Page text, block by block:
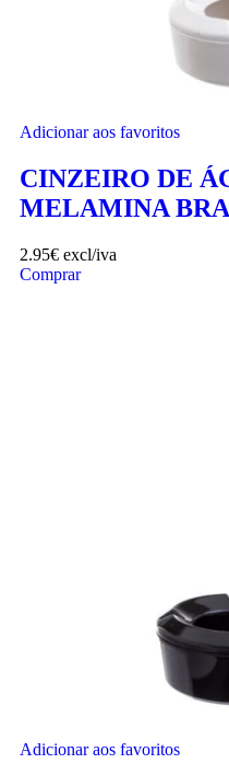
Adicionar aos favoritos
CINZEIRO DE
MELAMINA
2.95€ excl/iva
Comprar
Adicionar aos favoritos